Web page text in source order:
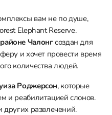
вам не по душе,
Elephant Reserve.
Чалонгсоздан для
и хочет провести время
количества людей.
Роджерсон, которые
и реабилитацией слонов.
других развлечений.